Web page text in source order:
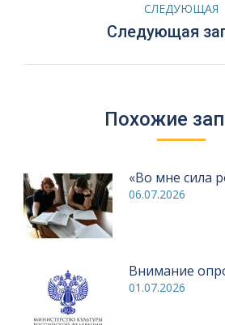
СЛЕДУЮЩАЯ
Следующая
Похожие
«Во мне сила
06.07.2026
Внимание
01.07.2026